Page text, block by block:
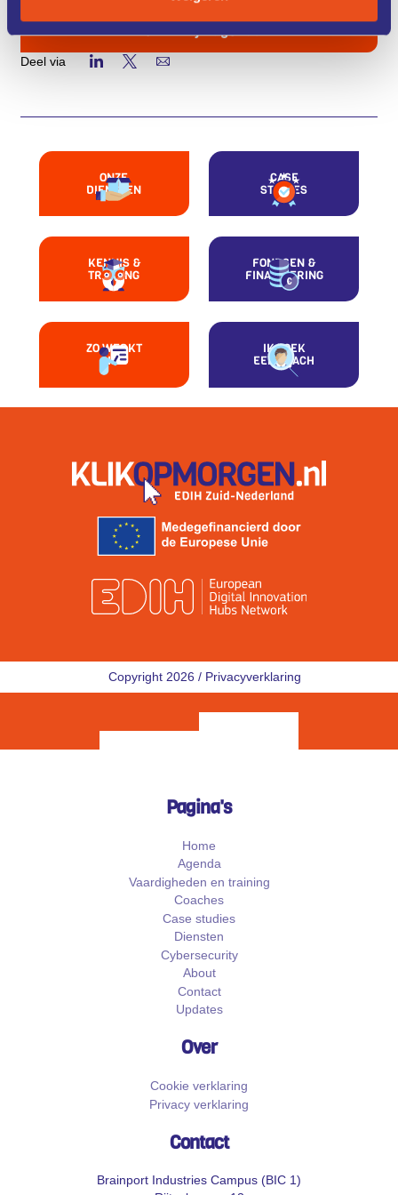
Zet in mijn agenda
Deel via
ONZE
DIENSTEN
CASE
STUDIES
KENNIS &
TRAINING
FONDSEN &
FINANCIERING
ZO WERKT
HET
IK ZOEK
EEN COACH
Copyright 2026 / Privacyverklaring
Pagina's
Home
Agenda
Vaardigheden en training
Coaches
Case studies
Diensten
Cybersecurity
About
Contact
Updates
Over
Cookie verklaring
Privacy verklaring
Contact
Brainport Industries Campus (BIC 1)